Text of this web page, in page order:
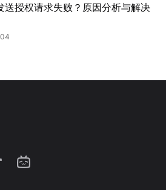
送授权请求失败？原因分析与解决